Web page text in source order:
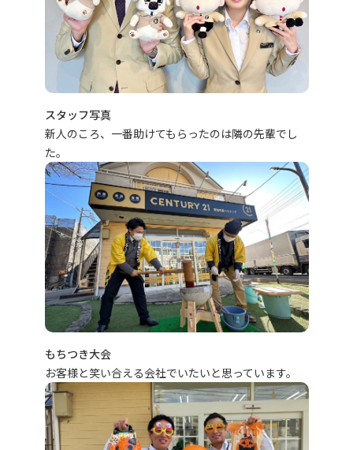
スタッフ写真
新人のころ、一番助けてもらったのは隣の先輩でし
た。
もちつき大会
お客様と笑い合える会社でいたいと思っています。